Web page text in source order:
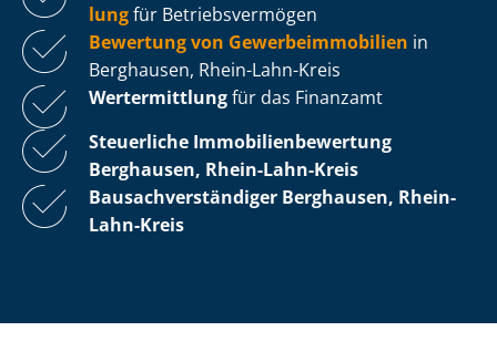
lungfür Be­triebs­ver­mö­gen
Bewertung von Ge­wer­be­im­mo­bi­li­en in
Berghausen, Rhein-Lahn-Kreis
Wertermittlungfür das Finanzamt
Steuerliche Im­mo­bi­li­en­be­wer­tung
Berghausen, Rhein-Lahn-Kreis
Bau­sach­ver­stän­di­ger Berghausen, Rhein-
Lahn-Kreis